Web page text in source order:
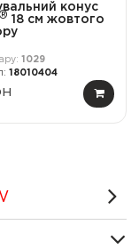
конус
18 см жовтого
1029
18010404